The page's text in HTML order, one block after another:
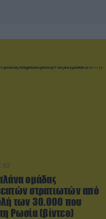
ομάδας
στρατιωτών από
των 30.000 που
Ρωσία (βίντεο)